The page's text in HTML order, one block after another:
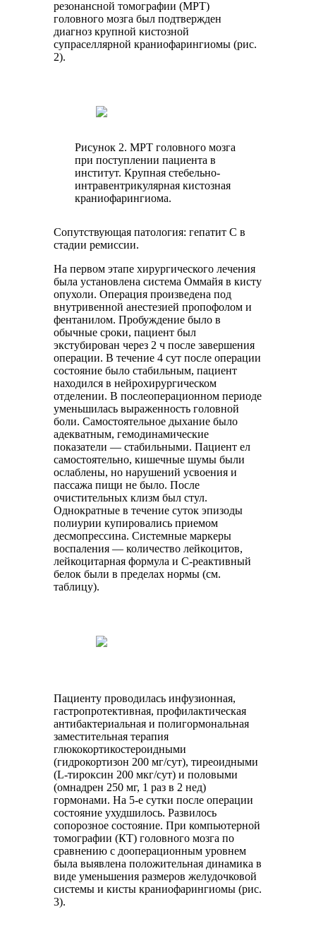
резонансной томографии (МРТ)
головного мозга был подтвержден
диагноз крупной кистозной
супраселлярной краниофарингиомы (рис.
2).
Рисунок 2. МРТ головного мозга
при поступлении пациента в
институт. Крупная стебельно-
интравентрикулярная кистозная
краниофарингиома.
Сопутствующая патология: гепатит С в
стадии ремиссии.
На первом этапе хирургического лечения
была установлена система Оммайя в кисту
опухоли. Операция произведена под
внутривенной анестезией пропофолом и
фентанилом. Пробуждение было в
обычные сроки, пациент был
экстубирован через 2 ч после завершения
операции. В течение 4 сут после операции
состояние было стабильным, пациент
находился в нейрохирургическом
отделении. В послеоперационном периоде
уменьшилась выраженность головной
боли. Самостоятельное дыхание было
адекватным, гемодинамические
показатели — стабильными. Пациент ел
самостоятельно, кишечные шумы были
ослаблены, но нарушений усвоения и
пассажа пищи не было. После
очистительных клизм был стул.
Однократные в течение суток эпизоды
полиурии купировались приемом
десмопрессина. Системные маркеры
воспаления — количество лейкоцитов,
лейкоцитарная формула и С-реактивный
белок были в пределах нормы (см.
таблицу).
Пациенту проводилась инфузионная,
гастропротективная, профилактическая
антибактериальная и полигормональная
заместительная терапия
глюкокортикостероидными
(гидрокортизон 200 мг/сут), тиреоидными
(L-тироксин 200 мкг/сут) и половыми
(омнадрен 250 мг, 1 раз в 2 нед)
гормонами. На 5-е сутки после операции
состояние ухудшилось. Развилось
сопорозное состояние. При компьютерной
томографии (КТ) головного мозга по
сравнению с дооперационным уровнем
была выявлена положительная динамика в
виде уменьшения размеров желудочковой
системы и кисты краниофарингиомы (рис.
3).